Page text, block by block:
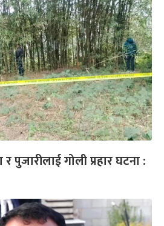
र पुजारीलाई गोली प्रहार घटना :